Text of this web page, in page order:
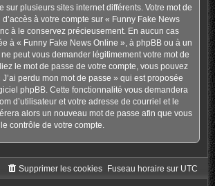
sur plusieurs sites internet différents. Votre mot de
à votre compte sur « Funny Fake News
à le conservez précieusement. En aucun cas
à « Funny Fake News Online », à phpBB ou à un
peut vous demander légitimement votre mot de
le mot de passe de votre compte, vous pouvez
perdu mon mot de passe » qui est proposée
phpBB. Cette fonctionnalité vous demandera
d’utilisateur et votre adresse de courriel et le
alors un nouveau mot de passe afin que vous
contrôle de votre compte.
Fuseau horaire sur UTC
Supprimer les cookies